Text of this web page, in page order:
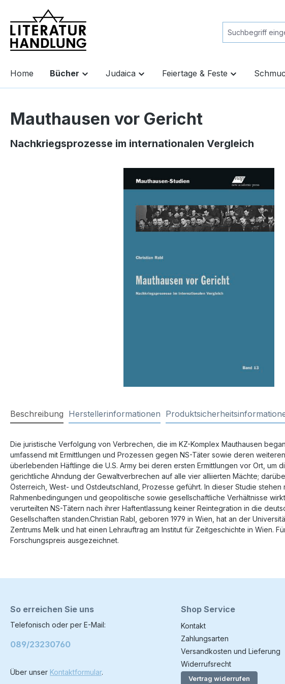
Zur Hauptnavigation springen
Home Bücher Judaica Feiertage & Feste
Mauthausen vor Gericht
Nachkriegsprozesse im internationalen Vergleich
Beschreibung Herstellerinformationen
Die juristische Verfolgung von Verbrechen, die im KZ-Komplex Mauthausen
umfassend mit Ermittlungen und Prozessen gegen NS-Täter sowie deren
überlebenden Häftlinge die U.S. Army bei deren ersten Ermittlungen vor Ort,
gerichtliche Ahndung der Gewaltverbrechen auf alle vier alliierten Mächte;
Österreich, West- und Ostdeutschland, Prozesse geführt. In dieser Studie
Rahmenbedingungen und geopolitische sowie gesellschaftliche Verhältnisse
verurteilten NS-Tätern nach ihrer Haftentlassung keiner Reintegration in die
Gesellschaften standen.Christian Rabl, geboren 1979 in Wien, hat an der
Zentrums Melk und hat einen Lehrauftrag am Institut für Zeitgeschichte in Wien.
Forschungspreis ausgezeichnet.
So erreichen Sie uns
Telefonisch oder per E-Mail:
089/23230760
Über unser Kontaktformular.
Shop Service
Kontakt
Zahlungsarten
Versandkosten und Lieferung
Widerrufsrecht
Vertrag widerrufen